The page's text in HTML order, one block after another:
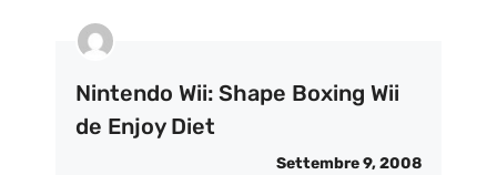
Nintendo Wii: Shape Boxing Wii
de Enjoy Diet
Settembre 9, 2008